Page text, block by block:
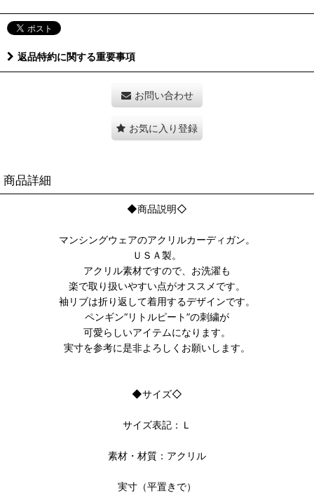
返品特約に関する重要事項
お問い合わせ
お気に入り登録
商品詳細
◆商品説明◇
マンシングウェアのアクリルカーディガン。
ＵＳＡ製。
アクリル素材ですので、お洗濯も
楽で取り扱いやすい点がオススメです。
袖リブは折り返して着用するデザインです。
ペンギン“リトルピート”の刺繍が
可愛らしいアイテムになります。
実寸を参考に是非よろしくお願いします。
◆サイズ◇
サイズ表記：Ｌ
素材・材質：アクリル
実寸（平置きで）